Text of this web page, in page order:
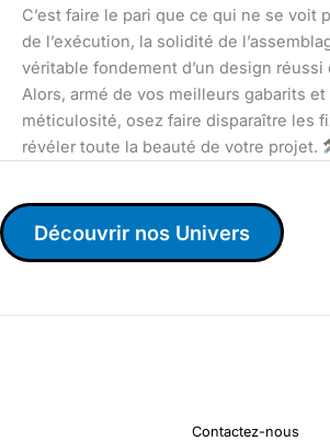
C’est faire le pari que ce qui ne se voit
de l’exécution, la solidité de
véritable fondement d’un design réussi
Alors, armé de vos meilleurs gabarits et
méticulosité, osez faire disparaître les
révéler toute la beauté de votre projet.
Découvrir nos Univers
Contactez-nous